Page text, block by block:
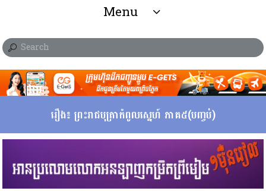
Menu
រឿង៖ ព្រះរាជបុត្រាកំពូលស្នេហ៍ ភាគ៥(បញ្ចប់)